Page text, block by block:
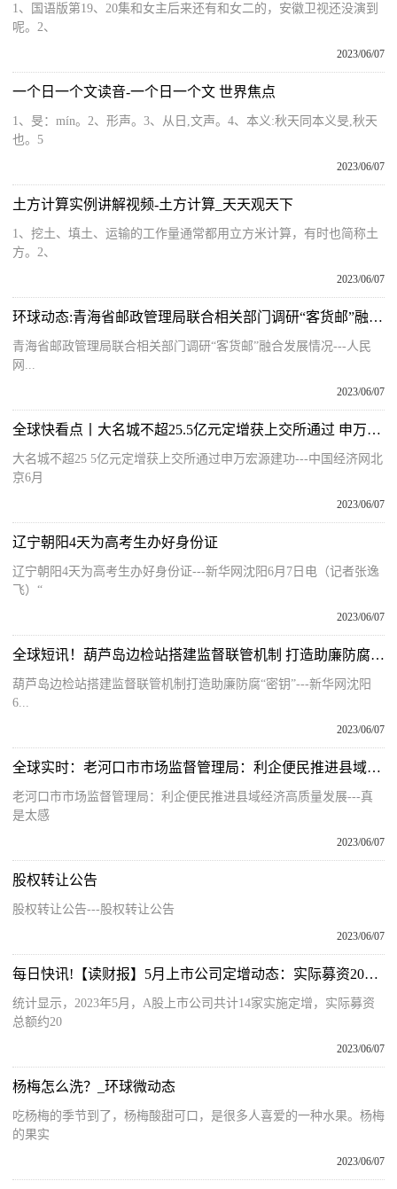
1、国语版第19、20集和女主后来还有和女二的，安徽卫视还没演到
呢。2、
2023/06/07
一个日一个文读音-一个日一个文 世界焦点
1、旻：mín。2、形声。3、从日,文声。4、本义:秋天同本义旻,秋天
也。5
2023/06/07
土方计算实例讲解视频-土方计算_天天观天下
1、挖土、填土、运输的工作量通常都用立方米计算，有时也简称土
方。2、
2023/06/07
环球动态:青海省邮政管理局联合相关部门调研“客货邮”融合发展情况
青海省邮政管理局联合相关部门调研“客货邮”融合发展情况---人民
网...
2023/06/07
全球快看点丨大名城不超25.5亿元定增获上交所通过 申万宏源建功
大名城不超25 5亿元定增获上交所通过申万宏源建功---中国经济网北
京6月
2023/06/07
辽宁朝阳4天为高考生办好身份证
辽宁朝阳4天为高考生办好身份证---新华网沈阳6月7日电（记者张逸
飞）“
2023/06/07
全球短讯！葫芦岛边检站搭建监督联管机制 打造助廉防腐“密钥”
葫芦岛边检站搭建监督联管机制打造助廉防腐“密钥”---新华网沈阳
6...
2023/06/07
全球实时：老河口市市场监督管理局：利企便民推进县域经济高质量发展
老河口市市场监督管理局：利企便民推进县域经济高质量发展---真
是太感
2023/06/07
股权转让公告
股权转让公告---股权转让公告
2023/06/07
每日快讯!【读财报】5月上市公司定增动态：实际募资200.65亿元
统计显示，2023年5月，A股上市公司共计14家实施定增，实际募资
总额约20
2023/06/07
杨梅怎么洗？_环球微动态
吃杨梅的季节到了，杨梅酸甜可口，是很多人喜爱的一种水果。杨梅
的果实
2023/06/07